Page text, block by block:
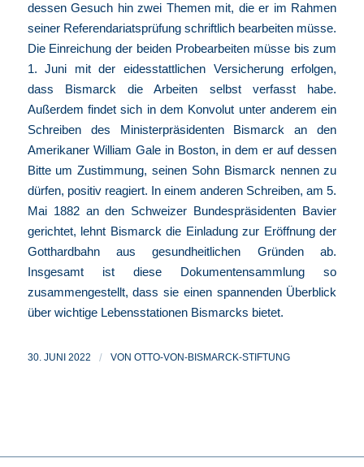
dessen Gesuch hin zwei Themen mit, die er im Rahmen
seiner Referendariatsprüfung schriftlich bearbeiten müsse.
Die Einreichung der beiden Probearbeiten müsse bis zum
1. Juni mit der eidesstattlichen Versicherung erfolgen,
dass Bismarck die Arbeiten selbst verfasst habe.
Außerdem findet sich in dem Konvolut unter anderem ein
Schreiben des Ministerpräsidenten Bismarck an den
Amerikaner William Gale in Boston, in dem er auf dessen
Bitte um Zustimmung, seinen Sohn Bismarck nennen zu
dürfen, positiv reagiert. In einem anderen Schreiben, am 5.
Mai 1882 an den Schweizer Bundespräsidenten Bavier
gerichtet, lehnt Bismarck die Einladung zur Eröffnung der
Gotthardbahn aus gesundheitlichen Gründen ab.
Insgesamt ist diese Dokumentensammlung so
zusammengestellt, dass sie einen spannenden Überblick
über wichtige Lebensstationen Bismarcks bietet.
30. JUNI 2022 / VON OTTO-VON-BISMARCK-STIFTUNG